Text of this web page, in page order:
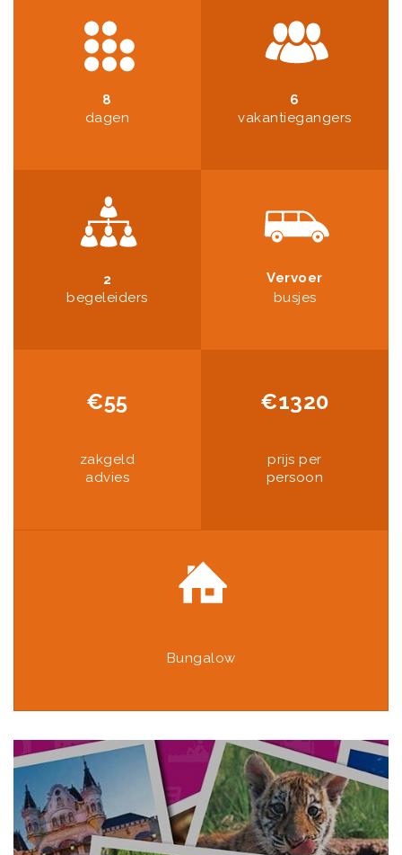
8
dagen
6
vakantiegangers
2
begeleiders
Vervoer
busjes
€55
zakgeld
advies
€1320
prijs per
persoon
Bungalow